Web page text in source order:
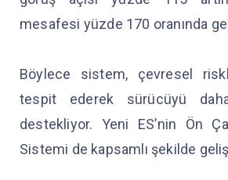
mesafesi yüzde 170 oranında
Böylece sistem, çevresel
tespit ederek sürücüyü
destekliyor. Yeni ES’nin Ön
Sistemi de kapsamlı şekilde